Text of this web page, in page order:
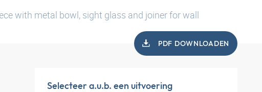
with metal bowl, sight glass and joiner for wall
PDF DOWNLOADEN
Selecteer a.u.b. een uitvoering